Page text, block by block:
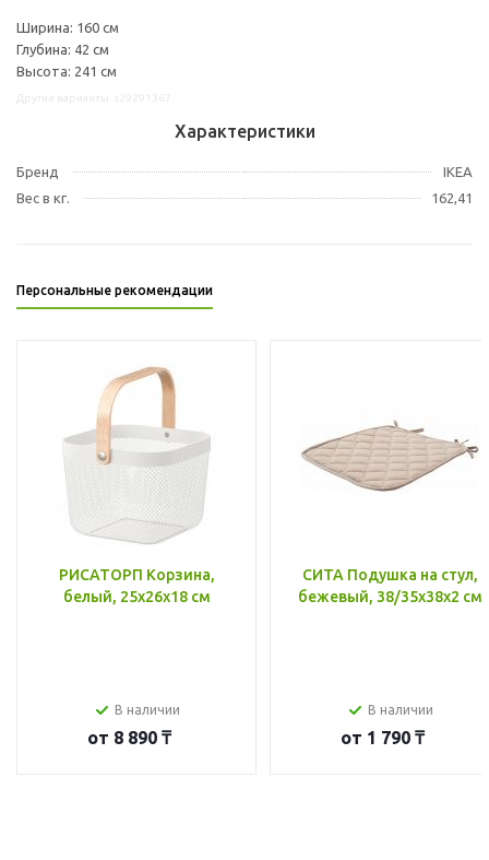
Ширина: 160 см
Глубина: 42 см
Высота: 241 см
Характеристики
Бренд
IKEA
Вес в кг.
162,41
Персональные рекомендации
РИСАТОРП Корзина,
белый, 25x26x18 см
В наличии
от 8 890 ₸
СИТА Подушка на стул,
бежевый, 38/35x38x2 см
В наличии
от 1 790 ₸